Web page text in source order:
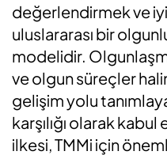
değerlendirmek ve
uluslararası bir
modelidir.
ve olgun süreçler
gelişim yolu
karşılığı olarak kabul
ilkesi,TMMi için